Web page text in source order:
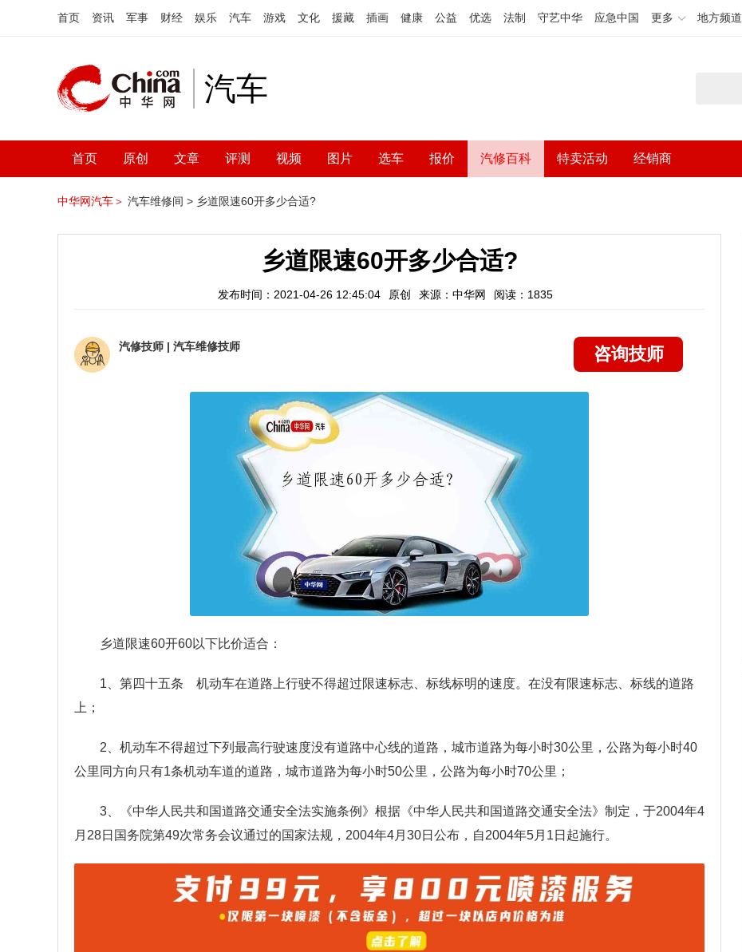
首页 资讯 军事 财经 娱乐 汽车 游戏 文化 援藏 插画 健康 公益 优选 法制 守艺中华 应急中国 更多 地方频道
汽车
首页 原创 文章 评测 视频 图片 选车 报价 汽修百科 特卖活动 经销商
中华网汽车＞ 汽车维修间 > 乡道限速60开多少合适?
乡道限速60开多少合适?
发布时间：2021-04-26 12:45:04 原创 来源：中华网 阅读：1835
汽修技师 | 汽车维修技师 咨询技师
乡道限速60开60以下比价适合：
1、第四十五条 机动车在道路上行驶不得超过限速标志、标线标明的速度。在没有限速标志、标线的道路
上；
2、机动车不得超过下列最高行驶速度没有道路中心线的道路，城市道路为每小时30公里，公路为每小时40
公里同方向只有1条机动车道的道路，城市道路为每小时50公里，公路为每小时70公里；
3、《中华人民共和国道路交通安全法实施条例》根据《中华人民共和国道路交通安全法》制定，于2004年4
月28日国务院第49次常务会议通过的国家法规，2004年4月30日公布，自2004年5月1日起施行。